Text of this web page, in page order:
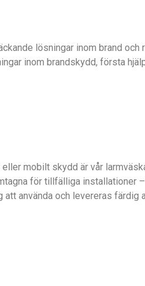
lösningar inom brand
inom brandskydd, första
mobilt skydd är vår
för tillfälliga installationer
att använda och levereras